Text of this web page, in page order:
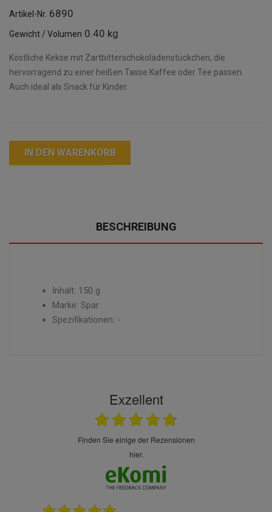
Artikel-Nr. 6890
Gewicht / Volumen 0.40 kg
Köstliche Kekse mit Zartbitterschokoladenstückchen, die
hervorragend zu einer heißen Tasse Kaffee oder Tee passen.
Auch ideal als Snack für Kinder.
IN DEN WARENKORB
BESCHREIBUNG
Inhalt: 150 g
Marke: Spar
Spezifikationen: -
Exzellent
finden Sie einige der Rezensionen
hier.